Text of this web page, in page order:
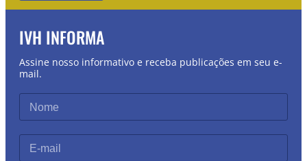
IVH INFORMA
Assine nosso informativo e receba publicações em seu e-
mail.